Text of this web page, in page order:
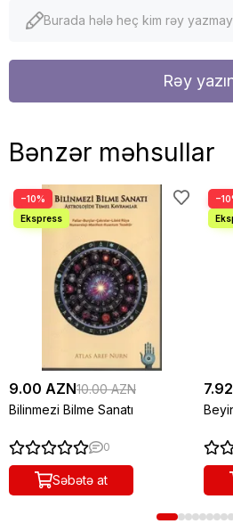
Burada hələ heç kim rəy
Rəy
Bənzər məhsullar
−10%
9.00 AZN10.00 AZN
Bilinmezi Bilme Sanatı
0
Səbətə at